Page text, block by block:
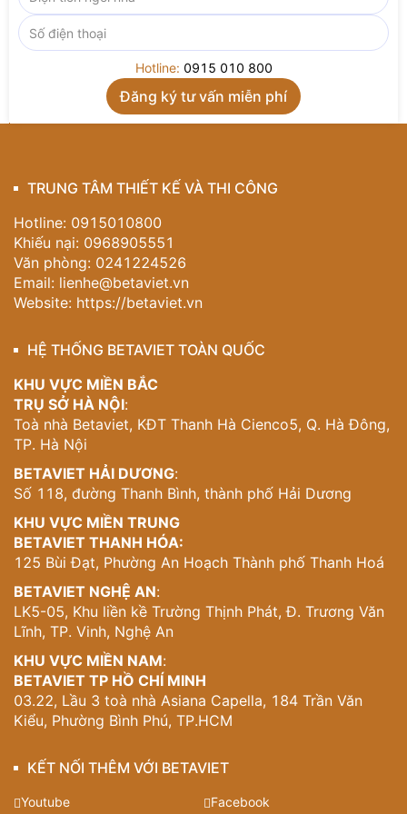
chi tiết – hãy đểBetavietđồng hành kiến tạo không
gian sống mơ ước.
Liên hệ ngay Hotline 0915 010 800để được tư vấn
và sở hữu mẫu cầu thang tân cổ điển đậm chất nghệ
thuật, nâng tầm giá trị biệt thự của quý vị.
Hotline: 0915 010 800
TRUNG TÂM THIẾT KẾ VÀ THI CÔNG
Hotline: 0915010800
Khiếu nại: 0968905551
Văn phòng: 0241224526
Email: lienhe@betaviet.vn
Website: https://betaviet.vn
HỆ THỐNG BETAVIET TOÀN QUỐC
KHU VỰC MIỀN BẮC
TRỤ SỞ HÀ NỘI:
Toà nhà Betaviet, KĐT Thanh Hà Cienco5, Q. Hà Đông,
TP. Hà Nội
BETAVIET HẢI DƯƠNG:
Số 118, đường Thanh Bình, thành phố Hải Dương
KHU VỰC MIỀN TRUNG
BETAVIET THANH HÓA:
125 Bùi Đạt, Phường An Hoạch Thành phố Thanh Hoá
BETAVIET NGHỆ AN:
LK5-05, Khu liền kề Trường Thịnh Phát, Đ. Trương Văn
Lĩnh, TP. Vinh, Nghệ An
KHU VỰC MIỀN NAM:
BETAVIET TP HỒ CHÍ MINH
03.22, Lầu 3 toà nhà Asiana Capella, 184 Trần Văn
Kiểu, Phường Bình Phú, TP.HCM
KẾT NỐI THÊM VỚI BETAVIET
Youtube Facebook